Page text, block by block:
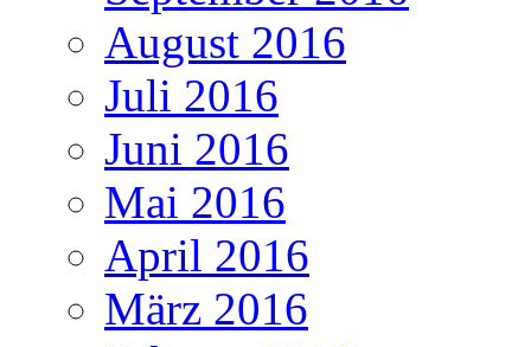
August 2016
Juli 2016
Juni 2016
Mai 2016
April 2016
März 2016